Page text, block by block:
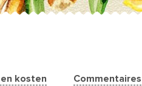
kosten Commentaires